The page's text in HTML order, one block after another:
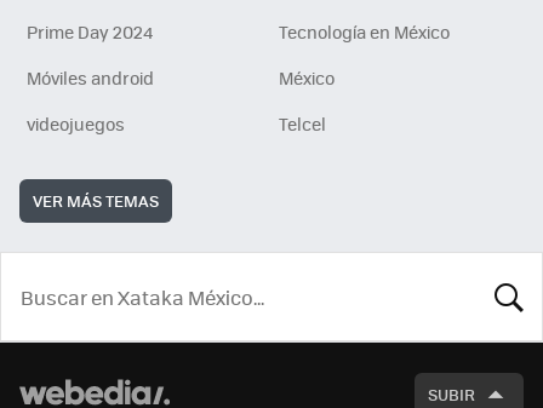
Prime Day 2024
Tecnología en México
Móviles android
México
videojuegos
Telcel
VER MÁS TEMAS
SUBIR